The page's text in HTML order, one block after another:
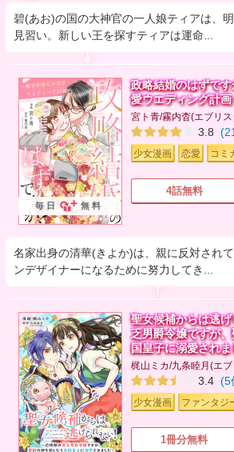
碧(あお)の国の大神官の一人娘ティアは、
見習い。新しい王を探すティアは運命...
政略結婚のはずで
愛ウエディング計画
宮ト青/霧内杳(エブリス
3.8
少女漫画 恋愛 コミ
4話無料
毎日 無料
名家出身の清華(きよか)は、親に反対され
ンデザイナーになるために努力してき...
聖女候補からは逃
乏男爵令嬢ですが
国皇子に溺愛されま
梶山ミカ/九条睦月(エ
3.4 (5
少女漫画 ファンタジ
1冊分無料